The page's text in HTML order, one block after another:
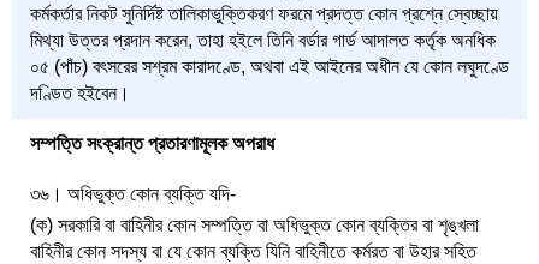
কর্মকর্তার নিকট সুনির্দিষ্ট তালিকাভুক্তিকরণ ফরমে প্রদত্ত কোন প্রশ্নে স্বেচ্ছায়
মিথ্যা উত্তর প্রদান করেন, তাহা হইলে তিনি বর্ডার গার্ড আদালত কর্তৃক অনধিক
০৫ (পাঁচ) বৎসরের সশ্রম কারাদণ্ডে, অথবা এই আইনের অধীন যে কোন লঘুদণ্ডে
দণ্ডিত হইবেন।
সম্পত্তি সংক্রান্ত প্রতারণামূলক অপরাধ
৩৬। অধিভুক্ত কোন ব্যক্তি যদি-
(ক) সরকারি বা বাহিনীর কোন সম্পত্তি বা অধিভুক্ত কোন ব্যক্তির বা শৃঙ্খলা
বাহিনীর কোন সদস্য বা যে কোন ব্যক্তি যিনি বাহিনীতে কর্মরত বা উহার সহিত